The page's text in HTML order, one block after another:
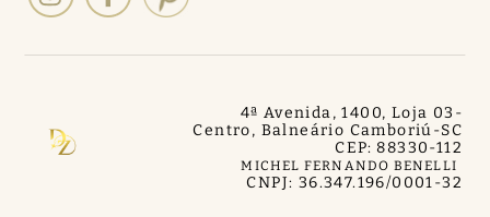
MICHEL FERNANDO BENELLI
4ª Avenida, 1400, Loja 03 -
Centro, Balneário Camboriú-SC
CEP: 88330-112
CNPJ: 36.347.196/0001-32